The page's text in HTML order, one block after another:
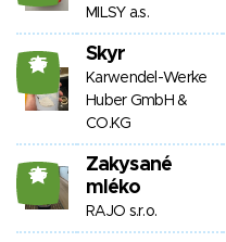
MILSY a.s.
25 Skyr
Karwendel-Werke
Huber GmbH &
CO.KG
25
Zakysané
mléko
RAJO s.r.o.